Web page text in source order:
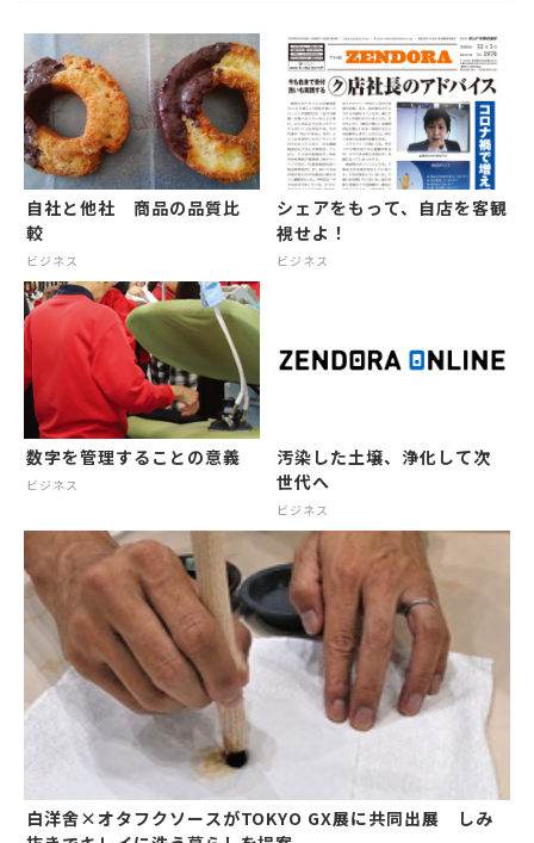
自社と他社 商品の品質比
較
ビジネス
シェアをもって、自店を客観
視せよ！
ビジネス
数字を管理することの意義
ビジネス
汚染した土壌、浄化して次
世代へ
ビジネス
白洋舍×オタフクソースがTOKYO GX展に共同出展 しみ